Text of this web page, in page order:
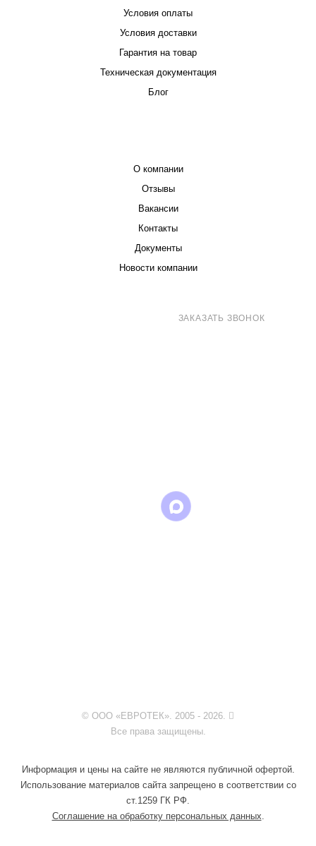
Условия оплаты
Условия доставки
Гарантия на товар
Техническая документация
Блог
О компании
Отзывы
Вакансии
Контакты
Документы
Новости компании
ЗАКАЗАТЬ ЗВОНОК
© ООО «ЕВРОТЕК». 2005 - 2026.
Все права защищены.
Информация и цены на сайте не являются публичной офертой.
Использование материалов сайта запрещено в соответствии со
ст.1259 ГК РФ.
Соглашение на обработку персональных данных